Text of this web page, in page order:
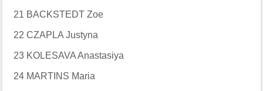
21 BACKSTEDT Zoe
22 CZAPLA Justyna
23 KOLESAVA Anastasiya
24 MARTINS Maria